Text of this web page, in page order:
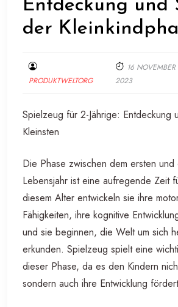
Entdeckung und
der
PRODUKTWELTORG
16 NOVEMBER
2023
Spielzeug für 2-Jährige: Entdeckung
Kleinsten
Die Phase zwischen dem ersten und
Lebensjahr ist eine aufregende Zeit
diesem Alter entwickeln sie ihre
Fähigkeiten, ihre kognitive
und sie beginnen, die Welt um sich
erkunden. Spielzeug spielt eine
dieser Phase, da es den Kindern
sondern auch ihre Entwicklung